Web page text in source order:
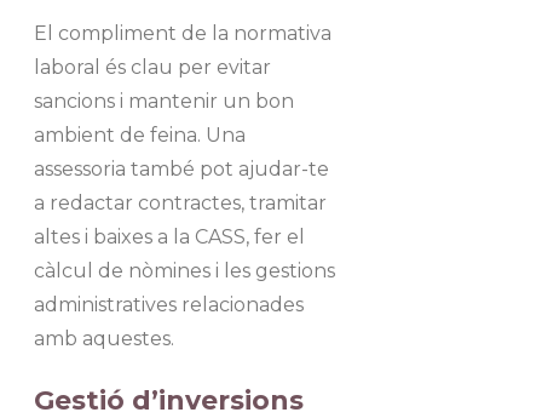
El compliment de la normativa
laboral és clau per evitar
sancions i mantenir un bon
ambient de feina. Una
assessoria també pot ajudar-te
a redactar contractes, tramitar
altes i baixes a la CASS, fer el
càlcul de nòmines i les gestions
administratives relacionades
amb aquestes.
Gestió d’inversions